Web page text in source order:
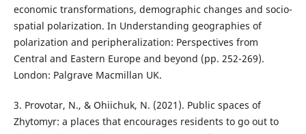
economic transformations, demographic changes and socio-
spatial polarization. In Understanding geographies of
polarization and peripheralization: Perspectives from
Central and Eastern Europe and beyond (pp. 252-269).
London: Palgrave Macmillan UK.
3. Provotar, N., & Ohiichuk, N. (2021). Public spaces of
Zhytomyr: a places that encourages residents to go out to